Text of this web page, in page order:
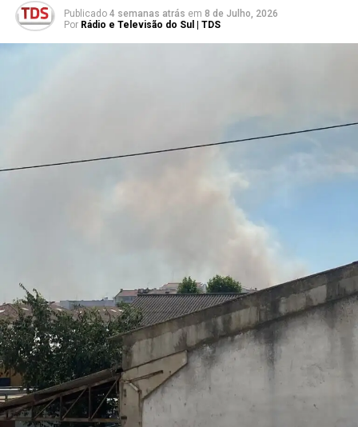
Publicado 4 semanas atrás em 8 de Julho, 2026
Por Rádio e Televisão do Sul | TDS